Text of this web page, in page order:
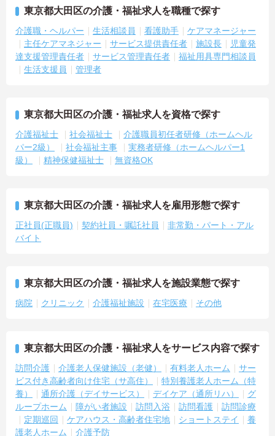
東京都大田区の介護・福祉求人を職種で探す
介護職・ヘルパー 生活相談員 看護助手
ケアマネージャー
主任ケアマネジャー
サービス提供責任者 施設長
児童発
達支援管理責任者
サービス管理責任者
福祉用具専門相談員
生活支援員
管理者
東京都大田区の介護・福祉求人を資格で探す
介護福祉士 社会福祉士
介護職員初任者研修（ホームヘル
パー2級）
社会福祉主事
実務者研修（ホームヘルパー1
級）
精神保健福祉士 無資格OK
東京都大田区の介護・福祉求人を雇用形態で探す
正社員(正職員) 契約社員・嘱託社員
非常勤・パート・アル
バイト
東京都大田区の介護・福祉求人を施設業態で探す
病院 クリニック 介護福祉施設 在宅医療 その他
東京都大田区の介護・福祉求人をサービス内容で探す
訪問介護 介護老人保健施設（老健） 有料老人ホーム
サー
ビス付き高齢者向け住宅（サ高住）
特別養護老人ホーム（特
養）
通所介護（デイサービス） デイケア（通所リハ）
グ
ループホーム
障がい者施設 訪問入浴 訪問看護
訪問診療
定期巡回
ケアハウス・高齢者住宅地 ショートステイ
養
護老人ホーム
介護予防